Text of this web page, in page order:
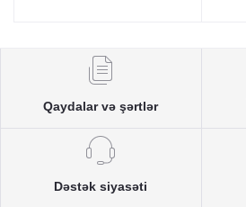
Qaydalar və şərtlər
Dəstək siyasəti